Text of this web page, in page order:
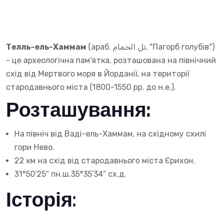
Телль-ель-Хаммам (араб. تل الحمام‎, "Пагорб голубів")
- це археологічна пам'ятка, розташована на північний
схід від Мертвого моря в Йорданії, на території
стародавнього міста (1800-1550 рр. до н.е.).
Розташування:
На північ від Ваді-ель-Хаммам, на східному схилі
гори Нево.
22 км на схід від стародавнього міста Єрихон.
31°50′25″ пн.ш.35°35′34″ сх.д.
Історія: